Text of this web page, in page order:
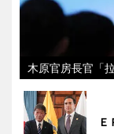
木原官房長官「
Ｅ